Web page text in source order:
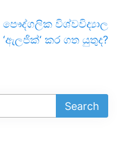
පෞද්ගලික විශ්වවිද්‍යාල
‘ඇලජික්‘ කර ගත යුතුද?